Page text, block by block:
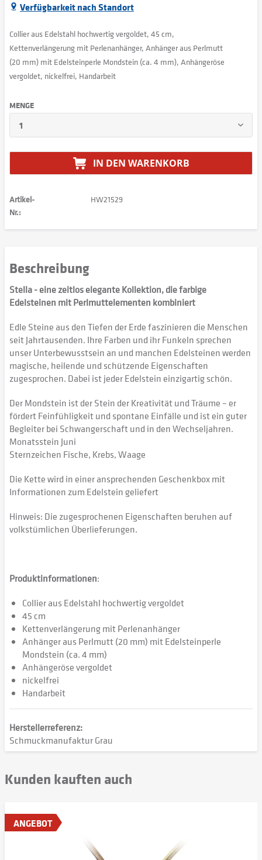
Verfügbarkeit nach Standort
Collier aus Edelstahl hochwertig vergoldet, 45 cm,
Kettenverlängerung mit Perlenanhänger, Anhänger aus Perlmutt
(20 mm) mit Edelsteinperle Mondstein (ca. 4 mm), Anhängeröse
vergoldet, nickelfrei, Handarbeit
MENGE
IN DEN WARENKORB
Artikel-
Nr.:
HW21529
Beschreibung
Stella - eine zeitlos elegante Kollektion, die farbige
Edelsteinen mit Perlmuttelementen kombiniert
Edle Steine aus den Tiefen der Erde faszinieren die Menschen
seit Jahrtausenden. Ihre Farben und ihr Funkeln sprechen
unser Unterbewusstsein an und manchen Edelsteinen werden
magische, heilende und schützende Eigenschaften
zugesprochen. Dabei ist jeder Edelstein einzigartig schön.
Der Mondstein ist der Stein der Kreativität und Träume – er
fördert Feinfühligkeit und spontane Einfälle und ist ein guter
Begleiter bei Schwangerschaft und in den Wechseljahren.
Monatsstein Juni
Sternzeichen Fische, Krebs, Waage
Die Kette wird in einer ansprechenden Geschenkbox mit
Informationen zum Edelstein geliefert
Hinweis: Die zugesprochenen Eigenschaften beruhen auf
volkstümlichen Überlieferungen.
Produktinformationen:
Collier aus Edelstahl hochwertig vergoldet
45 cm
Kettenverlängerung mit Perlenanhänger
Anhänger aus Perlmutt (20 mm) mit Edelsteinperle
Mondstein (ca. 4 mm)
Anhängeröse vergoldet
nickelfrei
Handarbeit
Herstellerreferenz:
Schmuckmanufaktur Grau
Kunden kauften auch
ANGEBOT